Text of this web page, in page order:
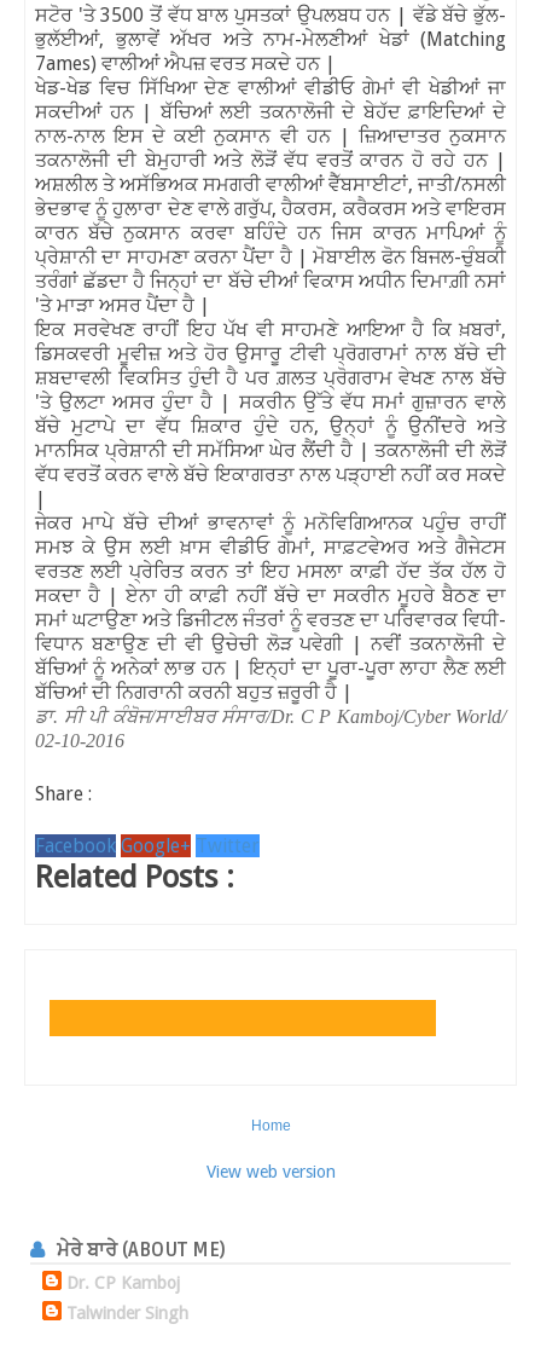
ਸਟੋਰ 'ਤੇ 3500 ਤੋਂ ਵੱਧ ਬਾਲ ਪੁਸਤਕਾਂ ਉਪਲਬਧ ਹਨ | ਵੱਡੇ ਬੱਚੇ ਭੁੱਲ-
ਭੁਲੱਈਆਂ, ਭੁਲਾਵੇਂ ਅੱਖਰ ਅਤੇ ਨਾਮ-ਮੇਲਣੀਆਂ ਖੇਡਾਂ (Matching
7ames) ਵਾਲੀਆਂ ਐਪਜ਼ ਵਰਤ ਸਕਦੇ ਹਨ |
ਖੇਡ-ਖੇਡ ਵਿਚ ਸਿੱਖਿਆ ਦੇਣ ਵਾਲੀਆਂ ਵੀਡੀਓ ਗੇਮਾਂ ਵੀ ਖੇਡੀਆਂ ਜਾ
ਸਕਦੀਆਂ ਹਨ | ਬੱਚਿਆਂ ਲਈ ਤਕਨਾਲੋਜੀ ਦੇ ਬੇਹੱਦ ਫ਼ਾਇਦਿਆਂ ਦੇ
ਨਾਲ-ਨਾਲ ਇਸ ਦੇ ਕਈ ਨੁਕਸਾਨ ਵੀ ਹਨ | ਜ਼ਿਆਦਾਤਰ ਨੁਕਸਾਨ
ਤਕਨਾਲੋਜੀ ਦੀ ਬੇਮੁਹਾਰੀ ਅਤੇ ਲੋੜੋਂ ਵੱਧ ਵਰਤੋਂ ਕਾਰਨ ਹੋ ਰਹੇ ਹਨ |
ਅਸ਼ਲੀਲ ਤੇ ਅਸੱਭਿਅਕ ਸਮਗਰੀ ਵਾਲੀਆਂ ਵੈੱਬਸਾਈਟਾਂ, ਜਾਤੀ/ਨਸਲੀ
ਭੇਦਭਾਵ ਨੂੰ ਹੁਲਾਰਾ ਦੇਣ ਵਾਲੇ ਗਰੁੱਪ, ਹੈਕਰਸ, ਕਰੈਕਰਸ ਅਤੇ ਵਾਇਰਸ
ਕਾਰਨ ਬੱਚੇ ਨੁਕਸਾਨ ਕਰਵਾ ਬਹਿੰਦੇ ਹਨ ਜਿਸ ਕਾਰਨ ਮਾਪਿਆਂ ਨੂੰ
ਪ੍ਰੇਸ਼ਾਨੀ ਦਾ ਸਾਹਮਣਾ ਕਰਨਾ ਪੈਂਦਾ ਹੈ | ਮੋਬਾਈਲ ਫੋਨ ਬਿਜਲ-ਚੁੰਬਕੀ
ਤਰੰਗਾਂ ਛੱਡਦਾ ਹੈ ਜਿਨ੍ਹਾਂ ਦਾ ਬੱਚੇ ਦੀਆਂ ਵਿਕਾਸ ਅਧੀਨ ਦਿਮਾਗ਼ੀ ਨਸਾਂ
'ਤੇ ਮਾੜਾ ਅਸਰ ਪੈਂਦਾ ਹੈ |
ਇਕ ਸਰਵੇਖਣ ਰਾਹੀਂ ਇਹ ਪੱਖ ਵੀ ਸਾਹਮਣੇ ਆਇਆ ਹੈ ਕਿ ਖ਼ਬਰਾਂ,
ਡਿਸਕਵਰੀ ਮੂਵੀਜ਼ ਅਤੇ ਹੋਰ ਉਸਾਰੂ ਟੀਵੀ ਪ੍ਰੋਗਰਾਮਾਂ ਨਾਲ ਬੱਚੇ ਦੀ
ਸ਼ਬਦਾਵਲੀ ਵਿਕਸਿਤ ਹੁੰਦੀ ਹੈ ਪਰ ਗ਼ਲਤ ਪ੍ਰੋਗਰਾਮ ਵੇਖਣ ਨਾਲ ਬੱਚੇ
'ਤੇ ਉਲਟਾ ਅਸਰ ਹੁੰਦਾ ਹੈ | ਸਕਰੀਨ ਉੱਤੇ ਵੱਧ ਸਮਾਂ ਗੁਜ਼ਾਰਨ ਵਾਲੇ
ਬੱਚੇ ਮੁਟਾਪੇ ਦਾ ਵੱਧ ਸ਼ਿਕਾਰ ਹੁੰਦੇ ਹਨ, ਉਨ੍ਹਾਂ ਨੂੰ ਉਨੀਂਦਰੇ ਅਤੇ
ਮਾਨਸਿਕ ਪ੍ਰੇਸ਼ਾਨੀ ਦੀ ਸਮੱਸਿਆ ਘੇਰ ਲੈਂਦੀ ਹੈ | ਤਕਨਾਲੋਜੀ ਦੀ ਲੋੜੋਂ
ਵੱਧ ਵਰਤੋਂ ਕਰਨ ਵਾਲੇ ਬੱਚੇ ਇਕਾਗਰਤਾ ਨਾਲ ਪੜ੍ਹਾਈ ਨਹੀਂ ਕਰ ਸਕਦੇ
|
ਜੇਕਰ ਮਾਪੇ ਬੱਚੇ ਦੀਆਂ ਭਾਵਨਾਵਾਂ ਨੂੰ ਮਨੋਵਿਗਿਆਨਕ ਪਹੁੰਚ ਰਾਹੀਂ
ਸਮਝ ਕੇ ਉਸ ਲਈ ਖ਼ਾਸ ਵੀਡੀਓ ਗੇਮਾਂ, ਸਾਫ਼ਟਵੇਅਰ ਅਤੇ ਗੈਜੇਟਸ
ਵਰਤਣ ਲਈ ਪ੍ਰੇਰਿਤ ਕਰਨ ਤਾਂ ਇਹ ਮਸਲਾ ਕਾਫ਼ੀ ਹੱਦ ਤੱਕ ਹੱਲ ਹੋ
ਸਕਦਾ ਹੈ | ਏਨਾ ਹੀ ਕਾਫ਼ੀ ਨਹੀਂ ਬੱਚੇ ਦਾ ਸਕਰੀਨ ਮੂਹਰੇ ਬੈਠਣ ਦਾ
ਸਮਾਂ ਘਟਾਉਣਾ ਅਤੇ ਡਿਜੀਟਲ ਜੰਤਰਾਂ ਨੂੰ ਵਰਤਣ ਦਾ ਪਰਿਵਾਰਕ ਵਿਧੀ-
ਵਿਧਾਨ ਬਣਾਉਣ ਦੀ ਵੀ ਉਚੇਚੀ ਲੋੜ ਪਵੇਗੀ | ਨਵੀਂ ਤਕਨਾਲੋਜੀ ਦੇ
ਬੱਚਿਆਂ ਨੂੰ ਅਨੇਕਾਂ ਲਾਭ ਹਨ | ਇਨ੍ਹਾਂ ਦਾ ਪੂਰਾ-ਪੂਰਾ ਲਾਹਾ ਲੈਣ ਲਈ
ਬੱਚਿਆਂ ਦੀ ਨਿਗਰਾਨੀ ਕਰਨੀ ਬਹੁਤ ਜ਼ਰੂਰੀ ਹੈ |
ਡਾ. ਸੀ ਪੀ ਕੰਬੋਜ/ਸਾਈਬਰ ਸੰਸਾਰ/Dr. C P Kamboj/Cyber World/
02-10-2016
Share :
Facebook Google+ Twitter
Related Posts :
Home
View web version
ਮੇਰੇ ਬਾਰੇ (ABOUT ME)
Dr. CP Kamboj
Talwinder Singh